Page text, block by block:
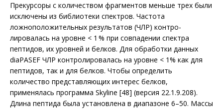
Прекурсоры с количеством фрагментов меньше трех были
исключены из библиотеки спектров. Частота
ложноположительных результатов (ЧЛР) контро­
лировалась на уровне < 1 % при совпадении спектра
пептидов, их уровней и белков. Для обработки данных
diaPASEF ЧЛР контролировалась на уровне < 1% как для
пептидов, так и для белков. Чтобы определить
количество представляющих интерес белков,
применялась программа Skyline [48] (версия 22.1.9.208).
Длина пептида была установлена в диапазоне 6–50. Массы